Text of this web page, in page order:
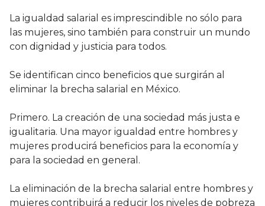
La igualdad salarial es imprescindible no sólo para
las mujeres, sino también para construir un mundo
con dignidad y justicia para todos.
Se identifican cinco beneficios que surgirán al
eliminar la brecha salarial en México.
Primero. La creación de una sociedad más justa e
igualitaria. Una mayor igualdad entre hombres y
mujeres producirá beneficios para la economía y
para la sociedad en general.
La eliminación de la brecha salarial entre hombres y
mujeres contribuirá a reducir los niveles de pobreza